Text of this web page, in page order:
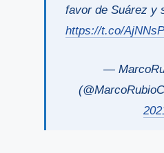
favor de Suárez y
https://t.co/
—